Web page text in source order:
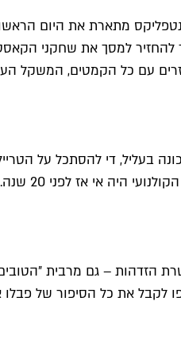
להחזיר למסך את שחקני
עם כל הקמטים, המשקל
בעליל, די להסתכל על
בוגרת עם לב, עם מוסר ועם דמויות מרהיבות".
את כל הסיפור של פבלו